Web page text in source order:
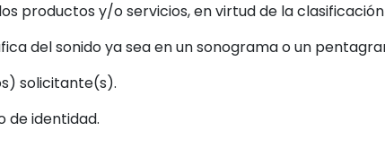
productos y/o servicios, en virtud de la
del sonido ya sea en un sonograma o un
solicitante(s).
de identidad.